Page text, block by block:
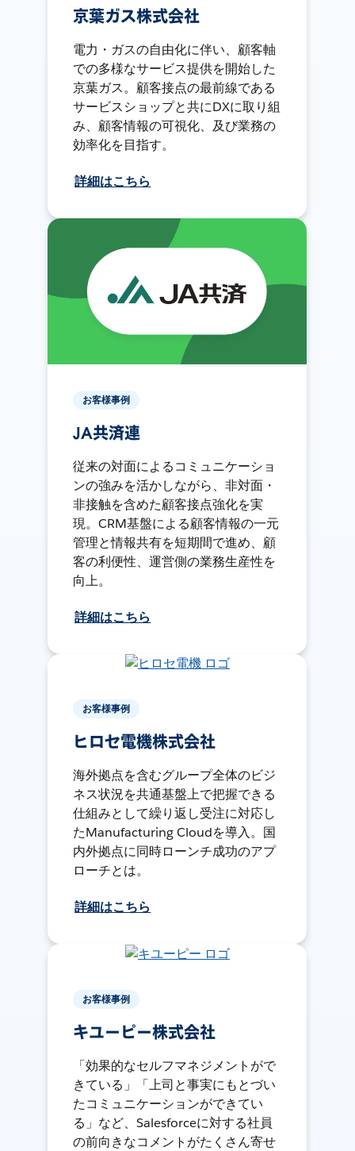
京葉ガス株式会社
電力・ガスの自由化に伴い、顧客軸
での多様なサービス提供を開始した
京葉ガス。顧客接点の最前線である
サービスショップと共にDXに取り組
み、顧客情報の可視化、及び業務の
効率化を目指す。
詳細はこちら
お客様事例
JA共済連
従来の対面によるコミュニケーショ
ンの強みを活かしながら、非対面・
非接触を含めた顧客接点強化を実
現。CRM基盤による顧客情報の一元
管理と情報共有を短期間で進め、顧
客の利便性、運営側の業務生産性を
向上。
詳細はこちら
お客様事例
ヒロセ電機株式会社
海外拠点を含むグループ全体のビジ
ネス状況を共通基盤上で把握できる
仕組みとして繰り返し受注に対応し
たManufacturing Cloudを導入。国
内外拠点に同時ローンチ成功のアプ
ローチとは。
詳細はこちら
お客様事例
キユーピー株式会社
「効果的なセルフマネジメントがで
きている」「上司と事実にもとづい
たコミュニケーションができてい
る」など、Salesforceに対する社員
の前向きなコメントがたくさん寄せ